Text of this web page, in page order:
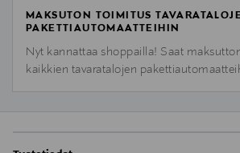
MAKSUTON TOIMITUS
PAKETTIAUTOMAATTEIHIN
Nyt kannattaa shoppailla! Saat
kaikkien tavaratalojen